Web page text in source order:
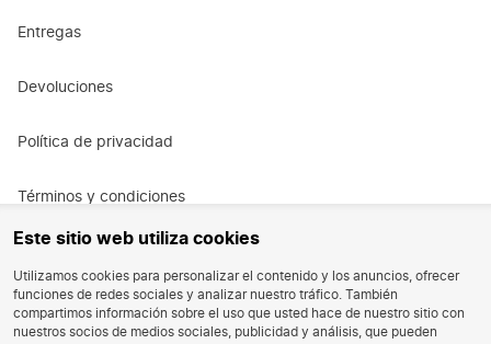
Este sitio web utiliza cookies
Utilizamos cookies para personalizar el contenido y los anuncios, ofrecer
funciones de redes sociales y analizar nuestro tráfico. También
compartimos información sobre el uso que usted hace de nuestro sitio con
nuestros socios de medios sociales, publicidad y análisis, que pueden
Entregas
Devoluciones
Política de privacidad
Términos y condiciones
Oportunidad de trabajo